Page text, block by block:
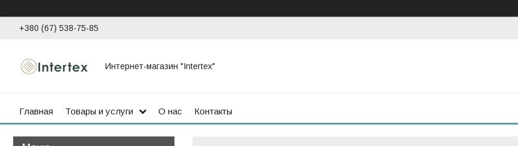
+380 (67) 538-75-85
Интернет-магазин "Intertex"
Главная Товары и услуги О нас Контакты